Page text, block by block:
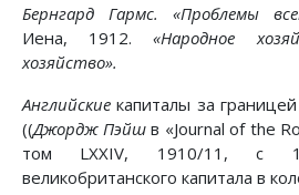
Бернгард Гармс.
«Проблемы
Иена, 1912.«Народное
хозяйство».
Английские капиталы за
((Джордж Пэйшв «Journal of the
том LXXIV, 1910/11, с
великобританского капитала в